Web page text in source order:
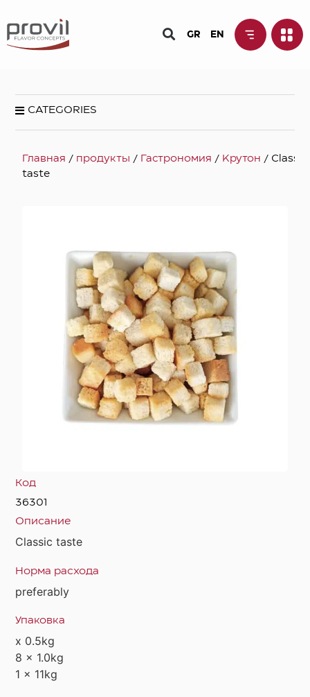
GR EN
CATEGORIES
Главная / продукты / Гастрономия / Kрутон / Classic
taste
Код
36301
Описание
Classic taste
Норма расхода
preferably
Упаковка
x 0.5kg
8 x 1.0kg
1 x 11kg